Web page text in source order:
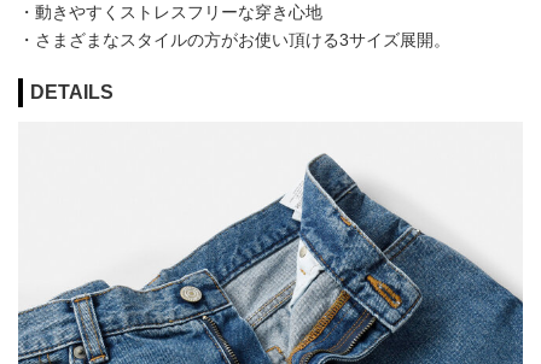
・動きやすくストレスフリーな穿き心地
・さまざまなスタイルの方がお使い頂ける3サイズ展開。
DETAILS